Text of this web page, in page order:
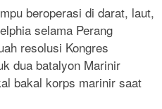
beroperasi di darat, laut,
selama Perang
resolusi Kongres
dua batalyon Marinir
bakal korps marinir saat